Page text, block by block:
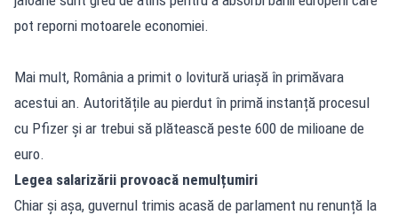
pot reporni motoarele economiei.
Mai mult, România a primit o lovitură uriașă în primăvara
acestui an. Autoritățile au pierdut în primă instanță procesul
cu Pfizer și ar trebui să plătească peste 600 de milioane de
euro.
Legea salarizării provoacă nemulțumiri
Chiar și așa, guvernul trimis acasă de parlament nu renunță la